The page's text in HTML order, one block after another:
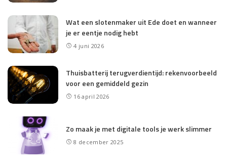
Wat een slotenmaker uit Ede doet en wanneer
je er eentje nodig hebt
4 juni 2026
Thuisbatterij terugverdientijd: rekenvoorbeeld
voor een gemiddeld gezin
16 april 2026
Zo maak je met digitale tools je werk slimmer
8 december 2025